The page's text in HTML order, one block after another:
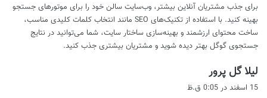
:
برای جذب مشتریان آنلاین بیشتر، وب‌سایت سالن خود را برای موتورهای جستجو
بهینه کنید. با استفاده از تکنیک‌های SEO مانند انتخاب کلمات کلیدی مناسب،
ساخت محتوای ارزشمند و بهینه‌سازی ساختار سایت، شما می‌توانید در نتایج
جستجوی گوگل بهتر دیده شوید و مشتریان بیشتری جذب کنید.
لیلا گل پرور
ف
15 اسفند در 0:05 ق.ظ